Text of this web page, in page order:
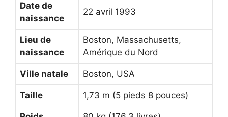
Date de
naissance
22 avril 1993
Lieu de
naissance
Boston, Massachusetts,
Amérique du Nord
Ville natale Boston, USA
Taille 1,73 m (5 pieds 8 pouces)